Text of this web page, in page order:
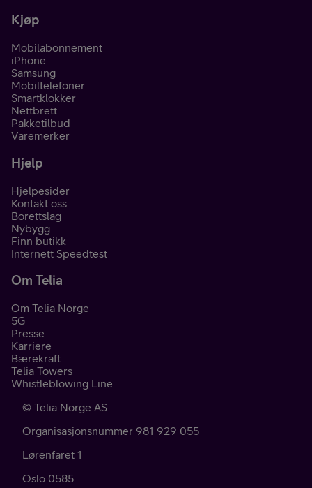
Kjøp
Mobilabonnement
iPhone
Samsung
Mobiltelefoner
Smartklokker
Nettbrett
Pakketilbud
Varemerker
Hjelp
Hjelpesider
Kontakt oss
Borettslag
Nybygg
Finn butikk
Internett Speedtest
Om Telia
Om Telia Norge
5G
Presse
Karriere
Bærekraft
Telia Towers
Whistleblowing Line
© Telia Norge AS
Organisasjonsnummer 981 929 055
Lørenfaret 1
Oslo 0585